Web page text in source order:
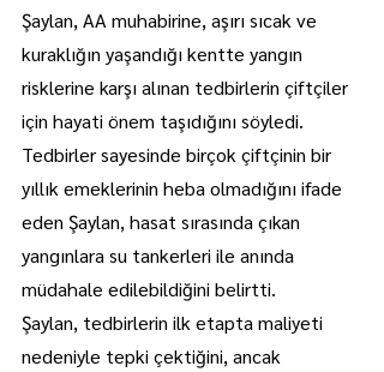
Şaylan, AA muhabirine, aşırı sıcak ve
kuraklığın yaşandığı kentte yangın
risklerine karşı alınan tedbirlerin çiftçiler
için hayati önem taşıdığını söyledi.
Tedbirler sayesinde birçok çiftçinin bir
yıllık emeklerinin heba olmadığını ifade
eden Şaylan, hasat sırasında çıkan
yangınlara su tankerleri ile anında
müdahale edilebildiğini belirtti.
Şaylan, tedbirlerin ilk etapta maliyeti
nedeniyle tepki çektiğini, ancak